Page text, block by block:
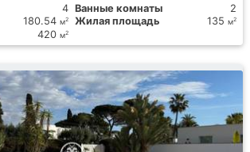
4 Ванные комнаты
2
180.54 м2 Жилая площадь 135 м2
420 м2